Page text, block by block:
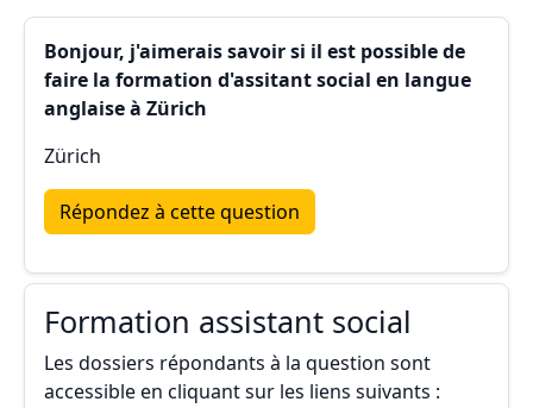
Bonjour, j'aimerais savoir si il est possible de
faire la formation d'assitant social en langue
anglaise à Zürich
Zürich
Répondez à cette question
Formation assistant social
Les dossiers répondants à la question sont
accessible en cliquant sur les liens suivants :